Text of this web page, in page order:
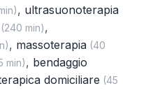
, ultrasuonoterapia
min),
, massoterapia(40
min), bendaggio
domiciliare (45